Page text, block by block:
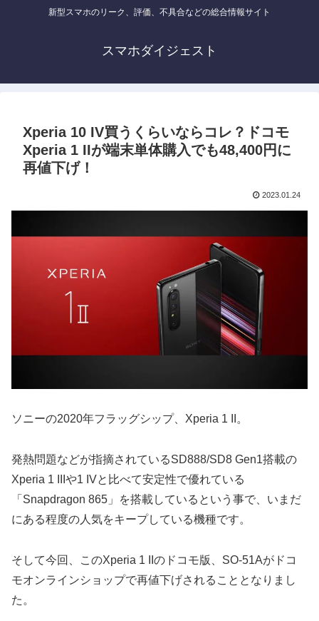
新型スマホのリーク、評価、不具合などの総合情報サイト
スマホダイジェスト
Xperia 10 IV買うくらいならコレ？ドコモ
Xperia 1 IIが端末単体購入でも48,400円に
再値下げ！
2023.01.24
ソニーの2020年フラッグシップ、Xperia 1 II。
発熱問題などが指摘されているSD888/SD8 Gen1搭載の
Xperia 1 IIIや1 IVと比べて安定性で優れている
「Snapdragon 865」を搭載しているという事で、いまだ
にある程度の人気をキープしている機種です。
そして今回、このXperia 1 IIのドコモ版、SO-51Aがドコ
モオンラインショップで再値下げされることとなりまし
た。